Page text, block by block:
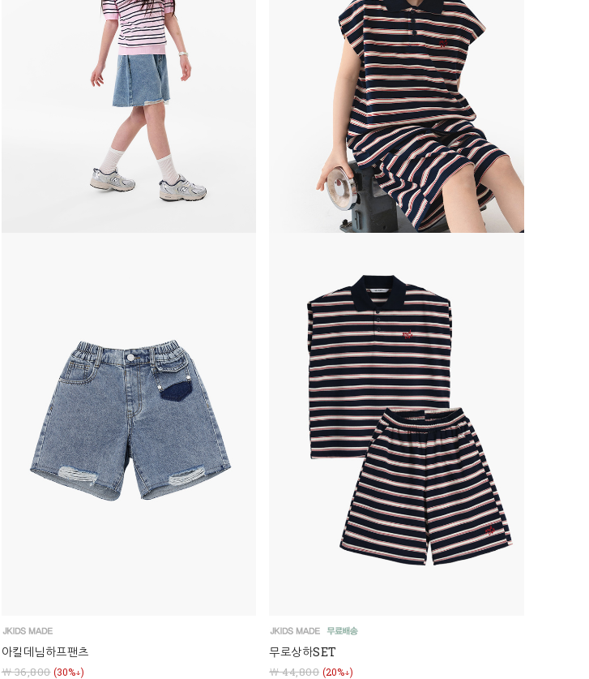
아킬데님하프팬츠
￦ 36,800 (30%↓)
무로상하SET
￦ 44,800 (20%↓)